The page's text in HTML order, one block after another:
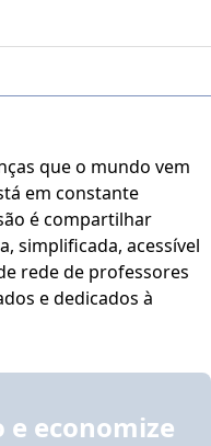
que o mundo vem
em constante
é compartilhar
simplificada, acessível
e dedicados à
e economize